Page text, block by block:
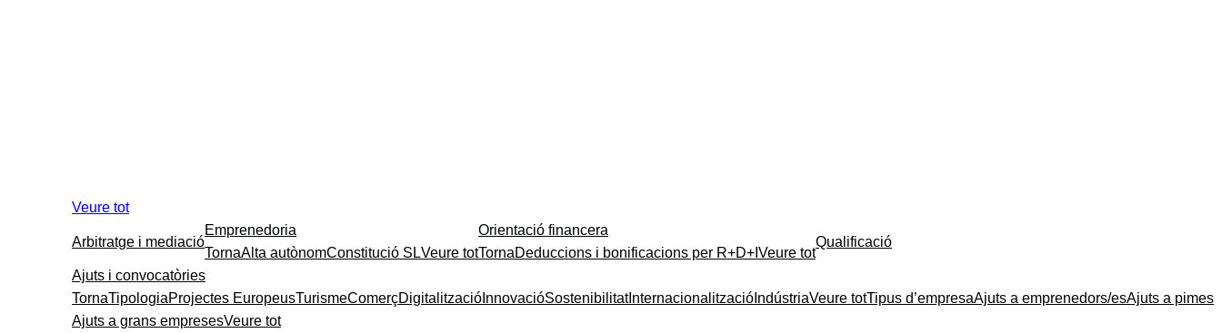
Veure tot
Arbitratge i mediació
Emprenedoria
TornaAlta autònomConstitució SLVeure tot
Orientació financera
TornaDeduccions i bonificacions per R+D+I Veure tot
Qualificació
Ajuts i convocatòries
TornaTipologiaProjectes EuropeusTurismeComerçDigitalització InnovacióSostenibilitatInternacionalització IndústriaVeure totTipus d’empresaAjuts a emprenedors/esAjuts a pimes
Ajuts a grans empresesVeure tot